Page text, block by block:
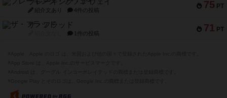
75 PT
紹介文あり 4件の投稿
71 PT
ザ・フラッド
1件の投稿